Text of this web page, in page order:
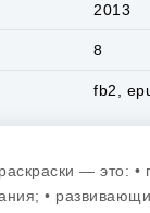
2013
8
fb2,
— это: •
•